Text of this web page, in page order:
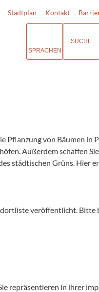
Stadtplan Kontakt
SPRACHEN
SUCHE
Pflanzung von Bäumen in
Außerdem schaffen
städtischen Grüns. Hier
veröffentlicht. Bitte
repräsentieren in ihrer